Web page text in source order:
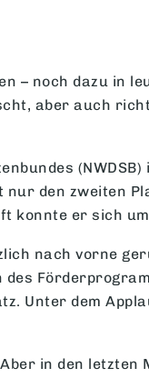
– noch dazu in
aber auch
nur den zweiten
konnte er sich
nach vorne
des
Unter dem
in den letzten